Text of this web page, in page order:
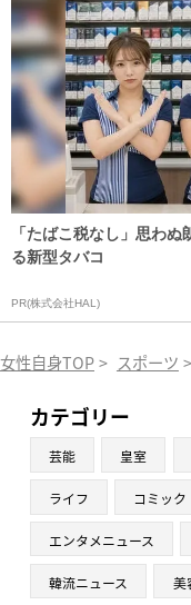
「たばこ税なし」思わ
る新型タバコ
PR(株式会社HAL)
女性自身TOP > スポーツ >
カテゴリー
芸能 皇室
ライフ コミック
エンタメニュース
韓流ニュース 美